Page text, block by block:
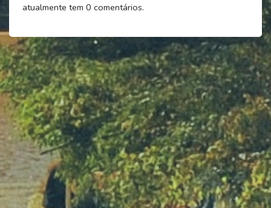
atualmente tem 0 comentários.